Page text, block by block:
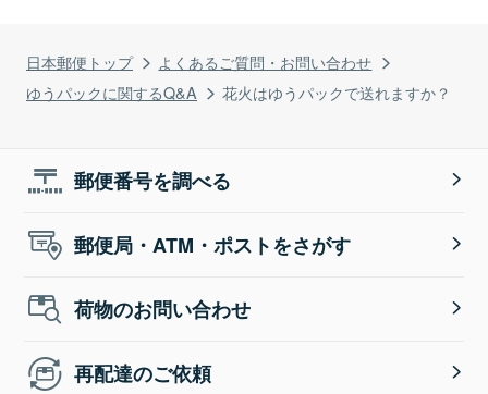
日本郵便トップ
よくあるご質問・お問い合わせ
ゆうパックに関するQ&A
花火はゆうパックで送れますか？
郵便番号を調べる
郵便局・ATM・ポストをさがす
荷物のお問い合わせ
再配達のご依頼